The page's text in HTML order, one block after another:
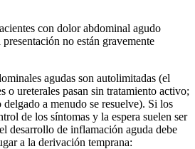
con dolor abdominal agudo
no están gravemente
agudas son autolimitadas (el
o ureterales pasan sin tratamiento activo;
a menudo se resuelve). Si los
de los síntomas y la espera suelen ser
desarrollo de inflamación aguda debe
a la derivación temprana: